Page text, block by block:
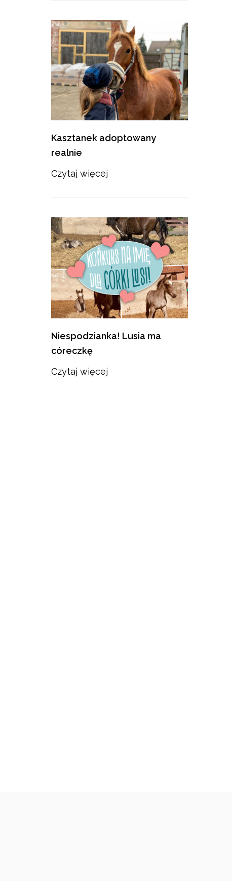
Kasztanek adoptowany
realnie
Czytaj więcej
Niespodzianka! Lusia ma
córeczkę
Czytaj więcej